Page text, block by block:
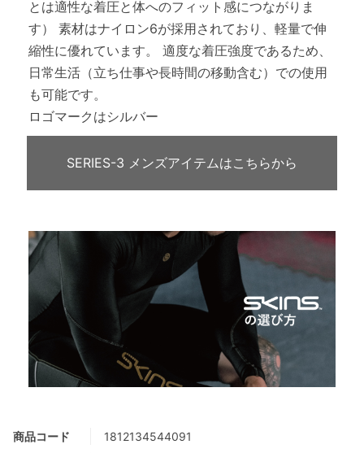
商品コード
1812134544091
とは適性な着圧と体へのフィット感につながりま
す） 素材はナイロン6が採用されており、軽量で伸
縮性に優れています。 適度な着圧強度であるため、
日常生活（立ち仕事や長時間の移動含む）での使用
も可能です。
ロゴマークはシルバー
SERIES-3 メンズアイテムはこちらから